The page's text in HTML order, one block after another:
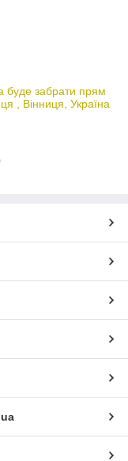
буде забрати прям
, Вінниця, Україна